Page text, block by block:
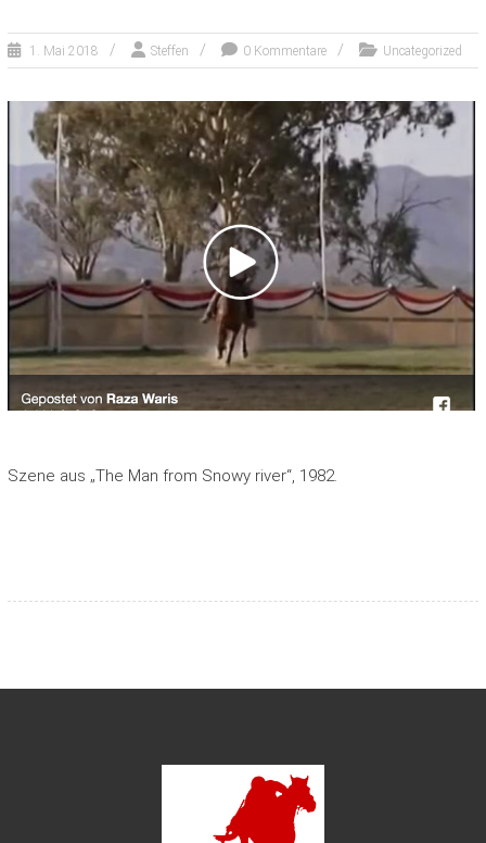
1. Mai 2018 Steffen 0 Kommentare Uncategorized
Szene aus „The Man from Snowy river“, 1982.